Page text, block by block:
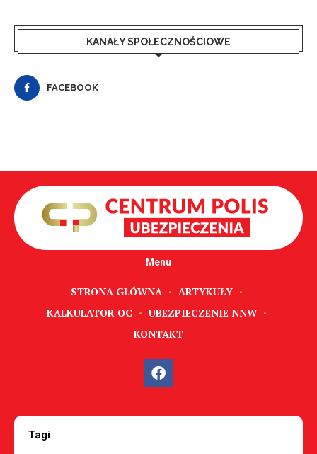
KANAŁY SPOŁECZNOŚCIOWE
FACEBOOK
Menu
STRONA GŁÓWNA
ARTYKUŁY
KALKULATOR OC
UBEZPIECZENIE NNW
KONTAKT
Tagi